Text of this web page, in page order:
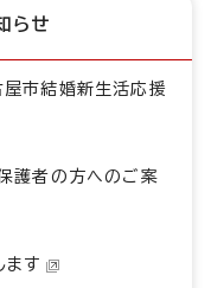
らせ
市結婚新生活応援
護者の方へのご案
ます